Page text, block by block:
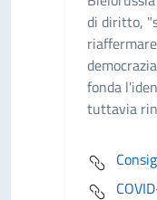
di diritto,
fonda
tuttavia